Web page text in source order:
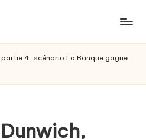
partie 4 : scénario La Banque gagne